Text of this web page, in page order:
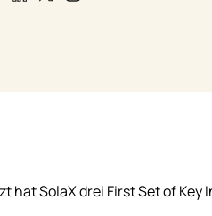
hat SolaX drei First Set of